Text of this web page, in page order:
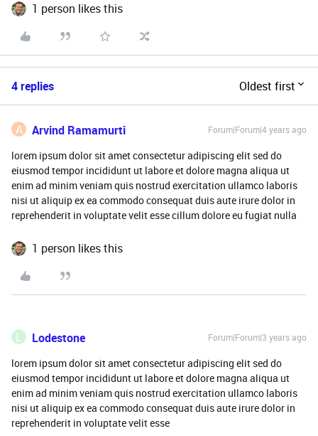
1 person likes this
4 replies Oldest first
A Arvind Ramamurti Forum|Forum|4 years ago
lorem ipsum dolor sit amet consectetur adipiscing elit sed do
eiusmod tempor incididunt ut labore et dolore magna aliqua ut
enim ad minim veniam quis nostrud exercitation ullamco laboris
nisi ut aliquip ex ea commodo consequat duis aute irure dolor in
reprehenderit in voluptate velit esse cillum dolore eu fugiat nulla
1 person likes this
L Lodestone Forum|Forum|3 years ago
lorem ipsum dolor sit amet consectetur adipiscing elit sed do
eiusmod tempor incididunt ut labore et dolore magna aliqua ut
enim ad minim veniam quis nostrud exercitation ullamco laboris
nisi ut aliquip ex ea commodo consequat duis aute irure dolor in
reprehenderit in voluptate velit esse